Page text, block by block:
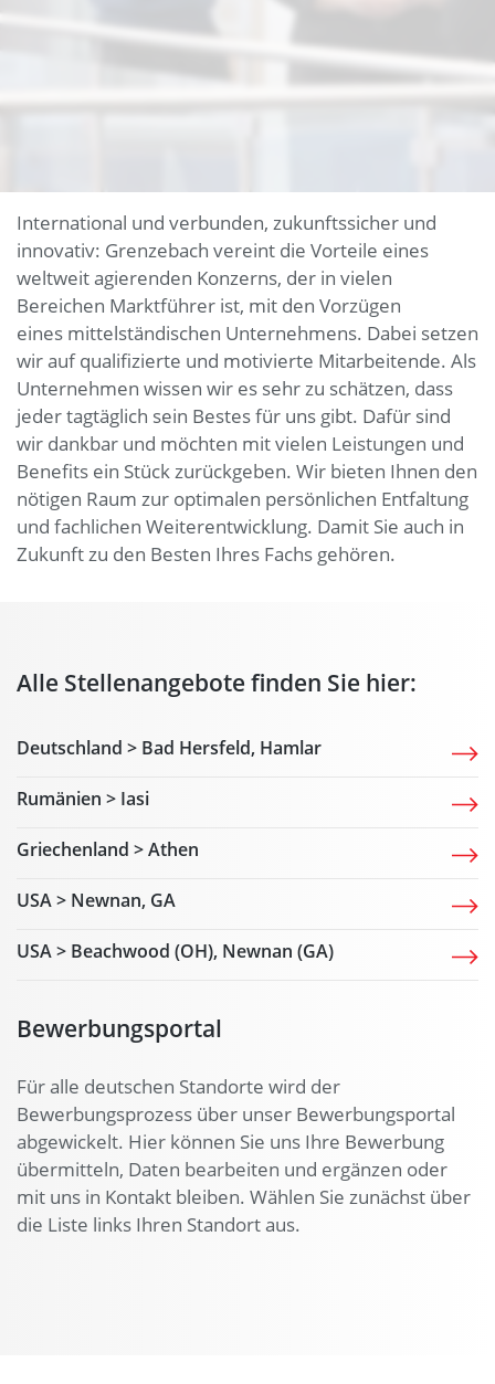
International und verbunden, zukunftssicher und
innovativ: Grenzebach vereint die Vorteile eines
weltweit agierenden Konzerns, der in vielen
Bereichen Marktführer ist, mit den Vorzügen
eines mittelständischen Unternehmens. Dabei setzen
wir auf qualifizierte und motivierte Mitarbeitende. Als
Unternehmen wissen wir es sehr zu schätzen, dass
jeder tagtäglich sein Bestes für uns gibt. Dafür sind
wir dankbar und möchten mit vielen Leistungen und
Benefits ein Stück zurückgeben. Wir bieten Ihnen den
nötigen Raum zur optimalen persönlichen Entfaltung
und fachlichen Weiterentwicklung. Damit Sie auch in
Zukunft zu den Besten Ihres Fachs gehören.
Alle Stellenangebote finden Sie hier:
Deutschland > Bad Hersfeld, Hamlar
Rumänien > Iasi
Griechenland > Athen
USA > Newnan, GA
USA > Beachwood (OH), Newnan (GA)
Bewerbungsportal
Für alle deutschen Standorte wird der
Bewerbungsprozess über unser Bewerbungsportal
abgewickelt. Hier können Sie uns Ihre Bewerbung
übermitteln, Daten bearbeiten und ergänzen oder
mit uns in Kontakt bleiben. Wählen Sie zunächst über
die Liste links Ihren Standort aus.